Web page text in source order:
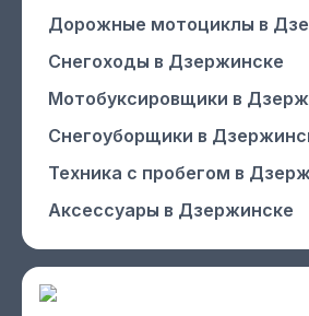
Дорожные мотоциклы в
Снегоходы в Дзержинске
Мотобуксировщики в
Снегоуборщики в
Техника с пробегом в
Аксессуары в Дзержинске